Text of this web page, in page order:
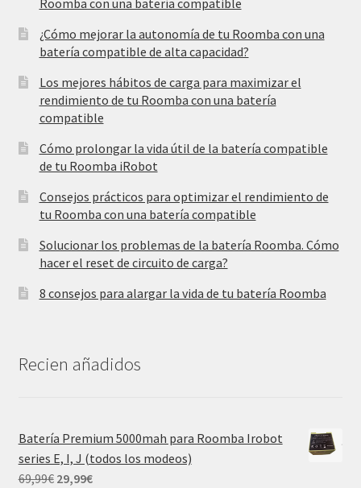
¿Cómo mejorar la autonomía de tu Roomba con una
batería compatible de alta capacidad?
Los mejores hábitos de carga para maximizar el
rendimiento de tu Roomba con una batería
compatible
Cómo prolongar la vida útil de la batería compatible
de tu Roomba iRobot
Consejos prácticos para optimizar el rendimiento de
tu Roomba con una batería compatible
Solucionar los problemas de la batería Roomba. Cómo
hacer el reset de circuito de carga?
8 consejos para alargar la vida de tu batería Roomba
Recien añadidos
Batería Premium 5000mah para Roomba Irobot
series E, I, J (todos los modeos)
69,99€ El
29,99€El